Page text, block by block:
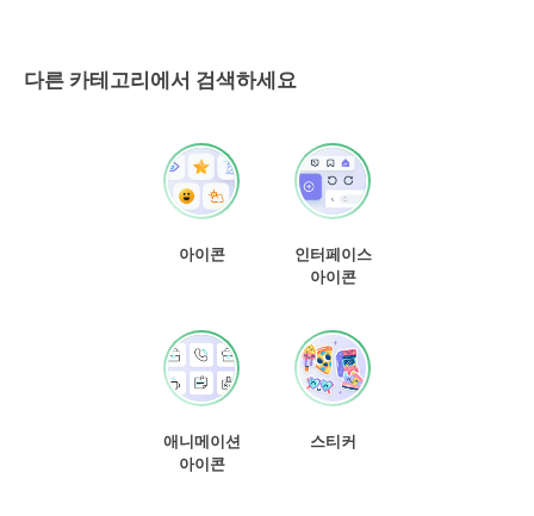
다른 카테고리에서 검색하세요
아이콘
인터페이스
아이콘
애니메이션
아이콘
스티커